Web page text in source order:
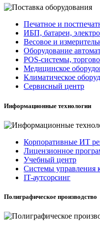
Печатное и
ИБП, батареи,
Весовое и
Оборудование
POS-системы,
Медицинское
Климатическое
Сервисный центр
Информационные технологии
Корпоративные ИТ
Лицензионное
Учебный центр
Системы управления
IT-аутсорсинг
Полиграфическое производство